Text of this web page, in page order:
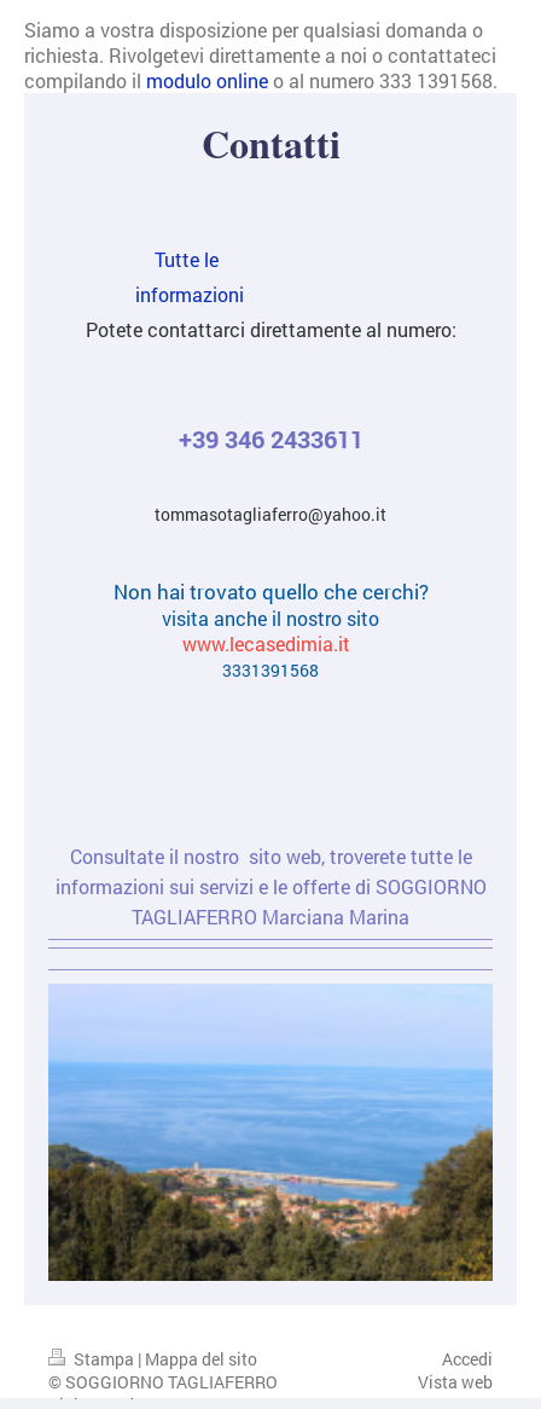
Siamo a vostra disposizione per qualsiasi domanda o
richiesta. Rivolgetevi direttamente a noi o contattateci
compilando il modulo onlineo al numero 333 1391568.
Contatti
Tutte le
informazioni
Potete contattarci direttamente al numero:
+39 346 2433611
tommasotagliaferro@yahoo.it
Non hai trovato quello che cerchi?
visita anche il nostro sito
www.lecasedimia.it
3331391568
Consultate il nostro sito web, troverete tutte le
informazioni sui servizi e le offerte di SOGGIORNO
TAGLIAFERRO Marciana Marina
Stampa | Mappa del sito
© SOGGIORNO TAGLIAFERRO
Accedi
Vista web